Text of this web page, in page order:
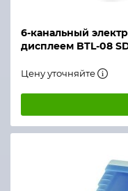
6-канальный
дисплеем BTL-08
Цену уточняйте